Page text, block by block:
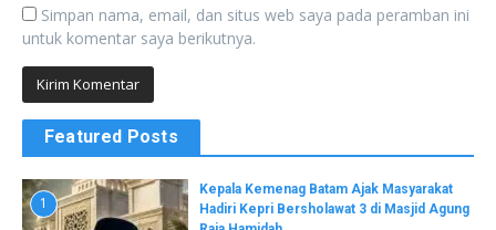
Simpan nama, email, dan situs web saya pada peramban ini
untuk komentar saya berikutnya.
Featured Posts
1
Kepala Kemenag Batam Ajak Masyarakat
Hadiri Kepri Bersholawat 3 di Masjid Agung